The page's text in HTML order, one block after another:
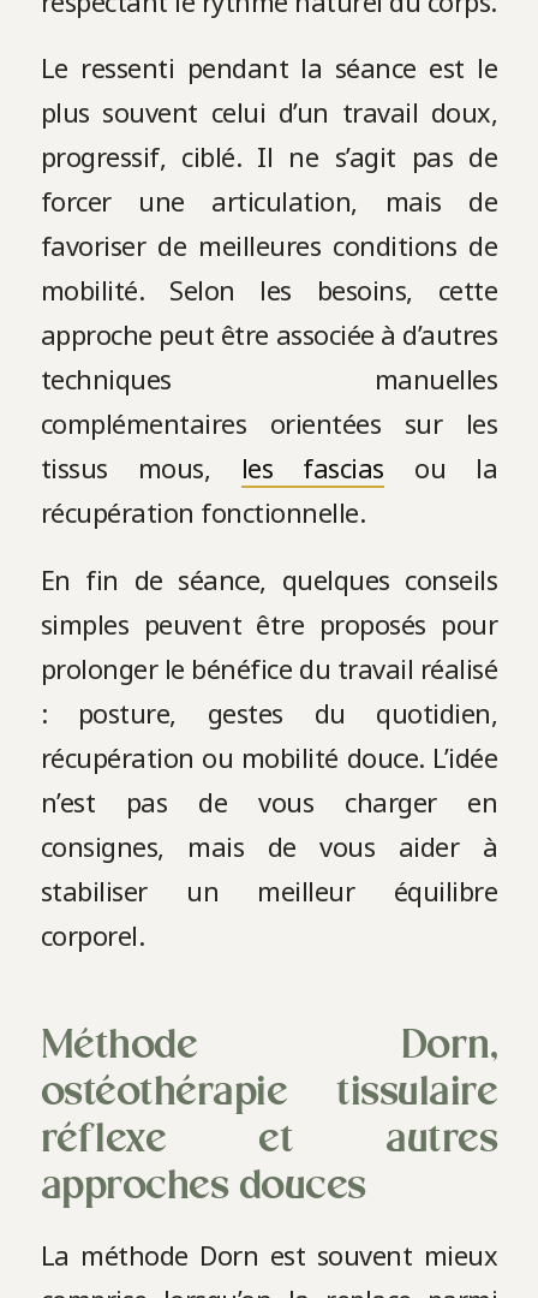
Le ressenti pendant la séance est le
plus souvent celui d’un travail doux,
progressif, ciblé. Il ne s’agit pas de
forcer une articulation, mais de
favoriser de meilleures conditions de
mobilité. Selon les besoins, cette
approche peut être associée à d’autres
techniques manuelles
complémentaires orientées sur les
tissus mous, les fascias ou la
récupération fonctionnelle.
En fin de séance, quelques conseils
simples peuvent être proposés pour
prolonger le bénéfice du travail réalisé
: posture, gestes du quotidien,
récupération ou mobilité douce. L’idée
n’est pas de vous charger en
consignes, mais de vous aider à
stabiliser un meilleur équilibre
corporel.
Méthode Dorn,
ostéothérapie tissulaire
réflexe et autres
approches douces
La méthode Dorn est souvent mieux